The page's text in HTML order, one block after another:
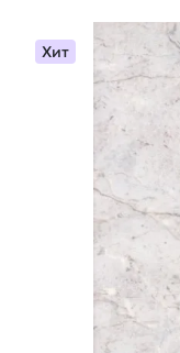
Хит